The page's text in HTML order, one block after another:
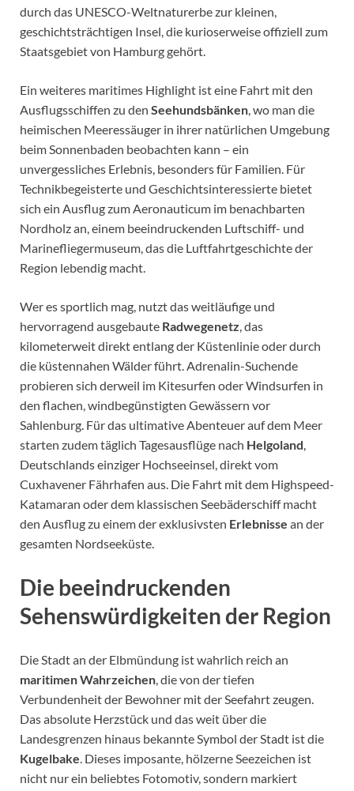
durch das UNESCO-Weltnaturerbe zur kleinen,
geschichtsträchtigen Insel, die kurioserweise offiziell zum
Staatsgebiet von Hamburg gehört.
Ein weiteres maritimes Highlight ist eine Fahrt mit den
Ausflugsschiffen zu den Seehundsbänken, wo man die
heimischen Meeressäuger in ihrer natürlichen Umgebung
beim Sonnenbaden beobachten kann – ein
unvergessliches Erlebnis, besonders für Familien. Für
Technikbegeisterte und Geschichtsinteressierte bietet
sich ein Ausflug zum Aeronauticum im benachbarten
Nordholz an, einem beeindruckenden Luftschiff- und
Marinefliegermuseum, das die Luftfahrtgeschichte der
Region lebendig macht.
Wer es sportlich mag, nutzt das weitläufige und
hervorragend ausgebaute Radwegenetz, das
kilometerweit direkt entlang der Küstenlinie oder durch
die küstennahen Wälder führt. Adrenalin-Suchende
probieren sich derweil im Kitesurfen oder Windsurfen in
den flachen, windbegünstigten Gewässern vor
Sahlenburg. Für das ultimative Abenteuer auf dem Meer
starten zudem täglich Tagesausflüge nach Helgoland,
Deutschlands einziger Hochseeinsel, direkt vom
Cuxhavener Fährhafen aus. Die Fahrt mit dem Highspeed-
Katamaran oder dem klassischen Seebäderschiff macht
den Ausflug zu einem der exklusivsten Erlebnisse an der
gesamten Nordseeküste.
Die beeindruckenden
Sehenswürdigkeiten der Region
Die Stadt an der Elbmündung ist wahrlich reich an
maritimen Wahrzeichen, die von der tiefen
Verbundenheit der Bewohner mit der Seefahrt zeugen.
Das absolute Herzstück und das weit über die
Landesgrenzen hinaus bekannte Symbol der Stadt ist die
Kugelbake. Dieses imposante, hölzerne Seezeichen ist
nicht nur ein beliebtes Fotomotiv, sondern markiert